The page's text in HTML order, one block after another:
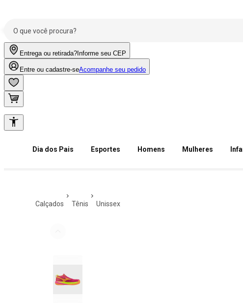
Entrega ou retirada? Informe seu CEP
Entre ou cadastre-seAcompanhe seu pedido
Dia dos Pais Esportes Homens Mulheres
calçados tênis unissex